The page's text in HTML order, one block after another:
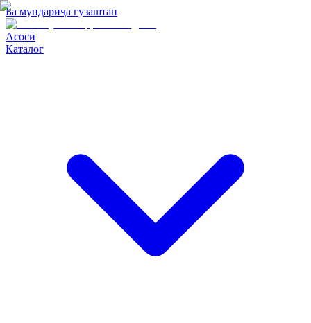
Ба мундариҷа гузаштан
Асосӣ
Каталог